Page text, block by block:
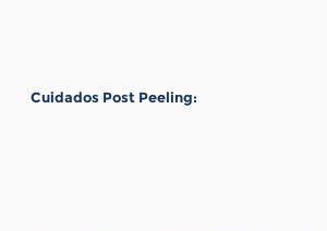
Cuidados Post Peeling: